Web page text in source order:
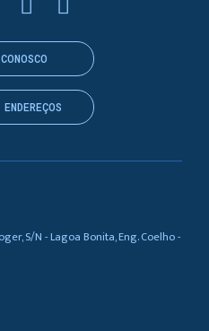
S/N - Lagoa Bonita, Eng. Coelho -